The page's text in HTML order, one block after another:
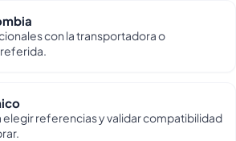
con la transportadora o
elegir referencias y validar compatibilidad